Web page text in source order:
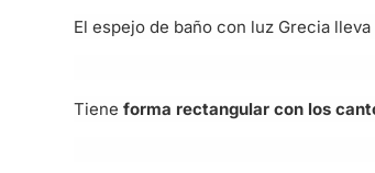
El espejo de baño con luz Grecia lleva
Tieneforma rectangular con los